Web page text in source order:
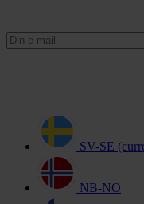
SV-SE
NB-NO